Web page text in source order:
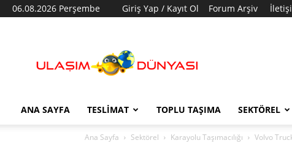
06.08.2026 Perşembe Giriş Yap / Kayıt Ol Forum Arşiv
Dünyası
ANA SAYFA TESLIMAT TOPLU TAŞIMA SEKTÖREL
Ana Sayfa Sektörel Karayolu Taşımacılığı Volvo